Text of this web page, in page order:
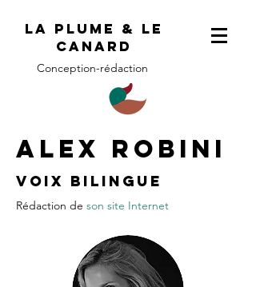
LA PLUME & le
canard
Conception-rédaction
Alex ROBINI
VOIX BILINGUE
Rédaction de son site Internet​​